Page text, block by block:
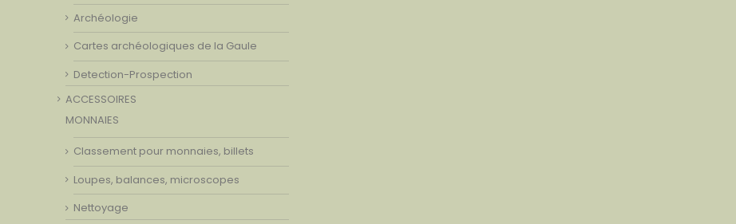
Archéologie
Cartes archéologiques de la Gaule
Detection-Prospection
ACCESSOIRES
MONNAIES
Classement pour monnaies, billets
Loupes, balances, microscopes
Nettoyage